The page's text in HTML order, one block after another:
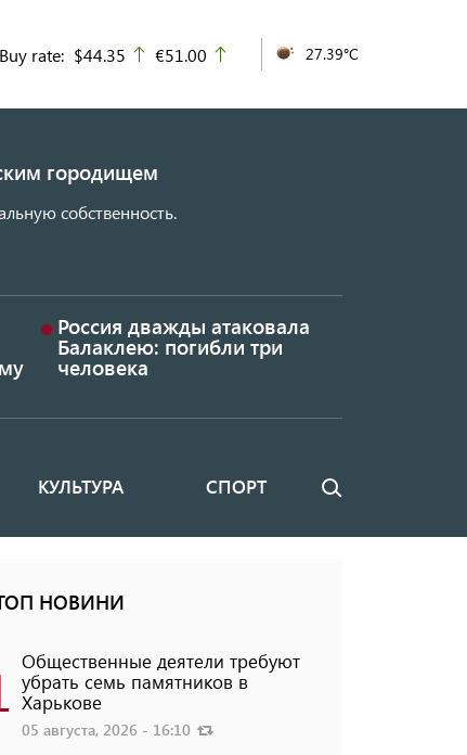
Buy rate: $44.35 up
€51.00 27.39°C
городищем
собственность.
Россия дважды атаковала
Балаклею: погибли три
человека
КУЛЬТУРА СПОРТ Поиск
НОВИНИ
Общественные деятели требуют
убрать семь памятников в
Харькове
05 августа, 2026 - 16:10